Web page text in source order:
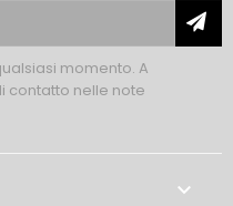
momento. A
contatto nelle note
